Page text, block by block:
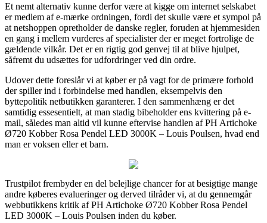
Et nemt alternativ kunne derfor være at kigge om internet selskabet
er medlem af e-mærke ordningen, fordi det skulle være et sympol på
at netshoppen opretholder de danske regler, foruden at hjemmesiden
en gang i mellem vurderes af specialister der er meget fortrolige de
gældende vilkår. Det er en rigtig god genvej til at blive hjulpet,
såfremt du udsættes for udfordringer ved din ordre.
Udover dette foreslår vi at køber er på vagt for de primære forhold
der spiller ind i forbindelse med handlen, eksempelvis den
byttepolitik netbutikken garanterer. I den sammenhæng er det
samtidig essesentielt, at man stadig bibeholder ens kvittering på e-
mail, således man altid vil kunne eftervise handlen af PH Artichoke
Ø720 Kobber Rosa Pendel LED 3000K – Louis Poulsen, hvad end
man er voksen eller et barn.
Trustpilot frembyder en del belejlige chancer for at besigtige mange
andre køberes evalueringer og derved tilråder vi, at du gennemgår
webbutikkens kritik af PH Artichoke Ø720 Kobber Rosa Pendel
LED 3000K – Louis Poulsen inden du køber.